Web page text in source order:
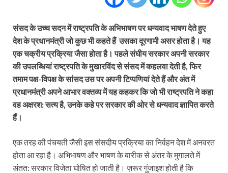
संसद के उच्च सदन में राष्ट्रपति के अभिभाषण पर धन्यवाद भाषण देते हुए
देश के प्रधानमंत्री जो कुछ भी कहते हैं उसका दूरगामी असर होता है। यह
एक चक्रीय प्रक्रिया जैसा होता है। पहले संघीय सरकार अपनी सरकार
की उपलब्धियां राष्ट्रपति के मुखारविंद से संसद में कहलवा देती है, फिर
तमाम पक्ष-विपक्ष के सांसद उस पर अपनी टिप्पणियां देते हैं और अंत में
प्रधानमंत्री अपने आभार वक्तव्य में यह कहकर कि जो भी राष्ट्रपति ने कहा
वह अक्षरश: सत्य है, उनके कहे पर सरकार की ओर से धन्यवाद ज्ञापित करते
हैं।
एक तरह की पंचयती जैसी इस संसदीय प्रक्रिया का निर्वहन देश में अनवरत
होता आ रहा है। अभिभाषण और भाषण के बारीक से अंतर के मुगालते में
अंतत: सरकार विजेता घोषित हो जाती है। ज़रूर गुंजाइश होती है कि